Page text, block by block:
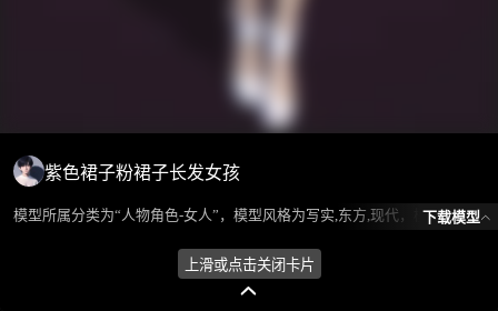
紫色裙子粉裙子长发女孩
模型所属分类为“人物角色-女人”，模型风格为写实,东方,现代，模型ID为102348，本模型由设计师 ℒℴѵℯ蓝色的梦এ⁵²º᭄এ 在2024-10-08 09:30:19上传，含.fbx，.gltf相关源文件下载格式，点数为415502，面数为440894，材质数为23，贴图数为17，CG美术之家持续为您更新与数字孪生、影视动画和游戏VR等相关优质资源。
下载模型
上滑或点击关闭卡片